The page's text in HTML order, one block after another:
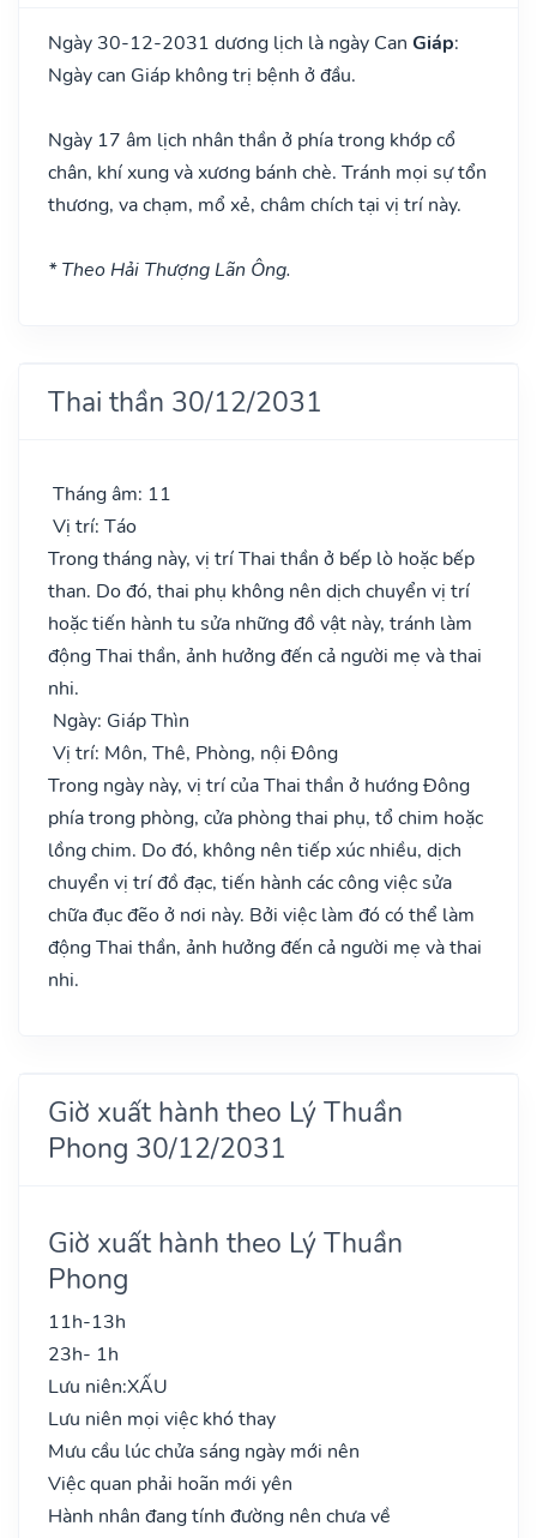
Ngày 30-12-2031 dương lịch là ngày Can Giáp:
Ngày can Giáp không trị bệnh ở đầu.
Ngày 17 âm lịch nhân thần ở phía trong khớp cổ
chân, khí xung và xương bánh chè. Tránh mọi sự tổn
thương, va chạm, mổ xẻ, châm chích tại vị trí này.
* Theo Hải Thượng Lãn Ông.
Thai thần 30/12/2031
Tháng âm: 11
Vị trí: Táo
Trong tháng này, vị trí Thai thần ở bếp lò hoặc bếp
than. Do đó, thai phụ không nên dịch chuyển vị trí
hoặc tiến hành tu sửa những đồ vật này, tránh làm
động Thai thần, ảnh hưởng đến cả người mẹ và thai
nhi.
Ngày: Giáp Thìn
Vị trí: Môn, Thê, Phòng, nội Đông
Trong ngày này, vị trí của Thai thần ở hướng Đông
phía trong phòng, cửa phòng thai phụ, tổ chim hoặc
lồng chim. Do đó, không nên tiếp xúc nhiều, dịch
chuyển vị trí đồ đạc, tiến hành các công việc sửa
chữa đục đẽo ở nơi này. Bởi việc làm đó có thể làm
động Thai thần, ảnh hưởng đến cả người mẹ và thai
nhi.
Giờ xuất hành theo Lý Thuần
Phong 30/12/2031
Giờ xuất hành theo Lý Thuần
Phong
11h-13h
23h- 1h
Lưu niên:XẤU
Lưu niên mọi việc khó thay
Mưu cầu lúc chửa sáng ngày mới nên
Việc quan phải hoãn mới yên
Hành nhân đang tính đường nên chưa về